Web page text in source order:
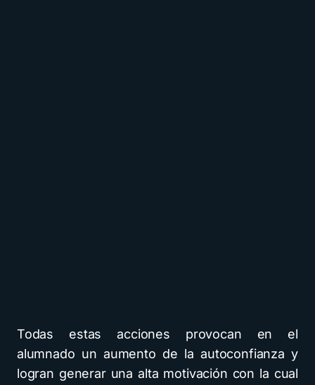
Todas estas acciones provocan en el
alumnado un aumento de la autoconfianza y
logran generar una alta motivación con la cual